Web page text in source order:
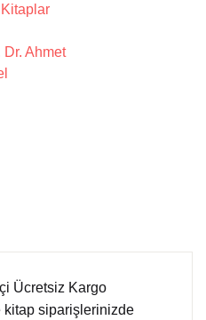
Dr. Ahmet
Ücretsiz Kargo
kitap siparişlerinizde